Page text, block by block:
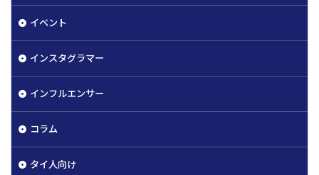
イベント
インスタグラマー
インフルエンサー
コラム
タイ人向け